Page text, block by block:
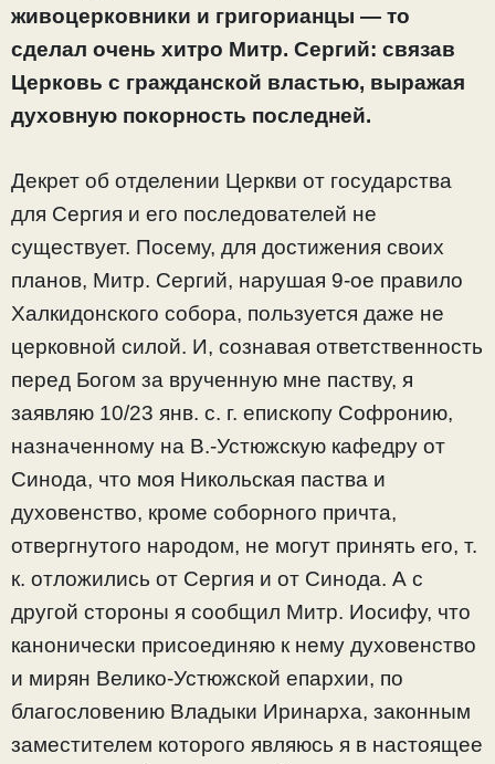
живоцерковники и григорианцы — то
сделал очень хитро Митр. Сергий: связав
Церковь с гражданской властью, выражая
духовную покорность последней.
Декрет об отделении Церкви от государства
для Сергия и его последователей не
существует. Посему, для достижения своих
планов, Митр. Сергий, нарушая 9-ое правило
Халкидонского собора, пользуется даже не
церковной силой. И, сознавая ответственность
перед Богом за врученную мне паству, я
заявляю 10/23 янв. с. г. епископу Софронию,
назначенному на В.-Устюжскую кафедру от
Синода, что моя Никольская паства и
духовенство, кроме соборного причта,
отвергнутого народом, не могут принять его, т.
к. отложились от Сергия и от Синода. А с
другой стороны я сообщил Митр. Иосифу, что
канонически присоединяю к нему духовенство
и мирян Велико-Устюжской епархии, по
благословению Владыки Иринарха, законным
заместителем которого являюсь я в настоящее